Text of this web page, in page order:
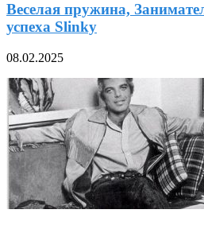
Веселая пружина,
успеха Slinky
08.02.2025